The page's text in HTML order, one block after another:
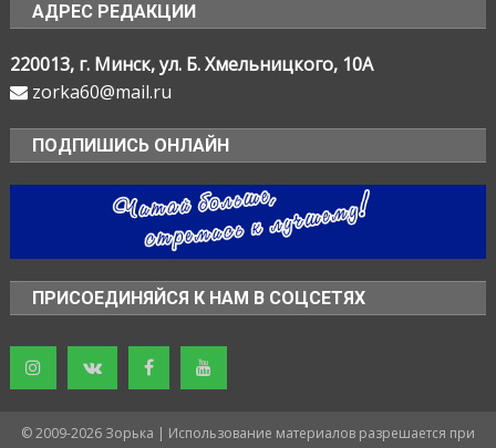
АДРЕС РЕДАКЦИИ
220013, г. Минск, ул. Б. Хмельницкого, 10А
zorka60@mail.ru
ПОДПИШИСЬ ОНЛАЙН
ПРИСОЕДИНЯЙСЯ К НАМ В СОЦСЕТЯХ
© 2009-2026 Зорька | Использование материалов разрешается при